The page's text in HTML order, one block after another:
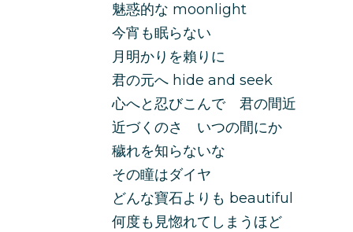
魅惑的な moonlight
今宵も眠らない
月明かりを賴りに
君の元へ hide and seek
心へと忍びこんで 君の間近
近づくのさ いつの間にか
穢れを知らないな
その瞳はダイヤ
どんな寶石よりも beautiful
何度も見惚れてしまうほど